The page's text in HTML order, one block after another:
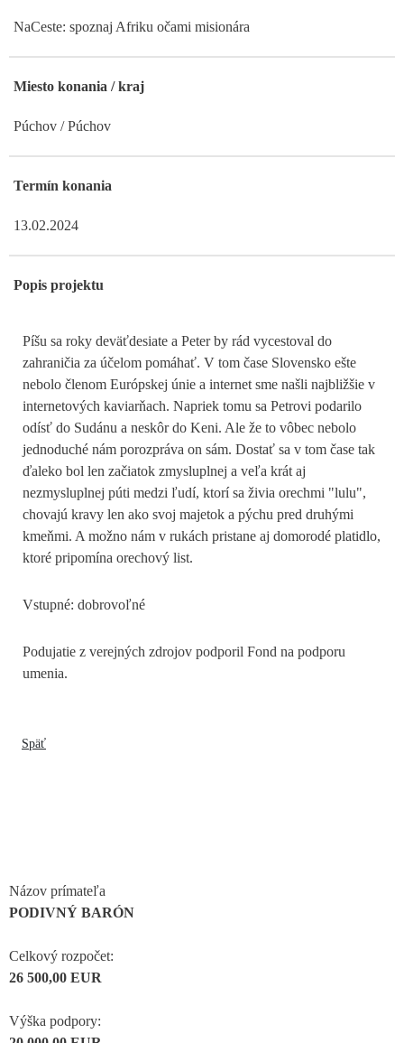
NaCeste: spoznaj Afriku očami misionára
Miesto konania / kraj
Púchov / Púchov
Termín konania
13.02.2024
Popis projektu
Píšu sa roky deväťdesiate a Peter by rád vycestoval do
zahraničia za účelom pomáhať. V tom čase Slovensko ešte
nebolo členom Európskej únie a internet sme našli najbližšie v
internetových kaviarňach. Napriek tomu sa Petrovi podarilo
odísť do Sudánu a neskôr do Keni. Ale že to vôbec nebolo
jednoduché nám porozpráva on sám. Dostať sa v tom čase tak
ďaleko bol len začiatok zmysluplnej a veľa krát aj
nezmysluplnej púti medzi ľudí, ktorí sa živia orechmi "lulu",
chovajú kravy len ako svoj majetok a pýchu pred druhými
kmeňmi. A možno nám v rukách pristane aj domorodé platidlo,
ktoré pripomína orechový list.
Vstupné: dobrovoľné
Podujatie z verejných zdrojov podporil Fond na podporu
umenia.
Späť
Názov prímateľa
PODIVNÝ BARÓN
Celkový rozpočet:
26 500,00 EUR
Výška podpory: